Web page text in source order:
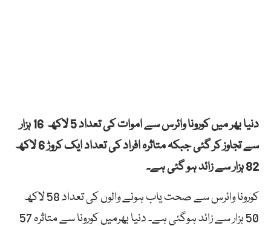
دنیا بھر میں کورونا وائرس سے اموات کی تعداد 5 لاکھ 16 ہزار
سے تجاوز کر گئی جبکہ متاثرہ افراد کی تعداد ایک کروڑ 6 لاکھ
82 ہزار
سے زائد ہو گئی ہے۔
کورونا وائرس سے صحت یاب ہونے والوں کی تعداد 58 لاکھ
50 ہزار سے زائد ہوگئی ہے۔ دنیا بھرمیں کورونا سے متاثرہ 57